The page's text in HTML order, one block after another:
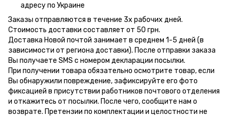
адресу по Украине
Заказы отправляются в течение 3х рабочих дней.
Стоимость доставки составляет от 50 грн.
Доставка Новой почтой занимает в среднем 1-5 дней (в
зависимости от региона доставки). После отправки заказа
Вы получаете SMS с номером декларации посылки.
При получении товара обязательно осмотрите товар, если
Вы обнаружили повреждение, зафиксируйте его фото
фиксацией в присутствии работников почтового отделения
и откажитесь от посылки. После чего, сообщите нам о
возврате. Претензии по комплектации и целостности не